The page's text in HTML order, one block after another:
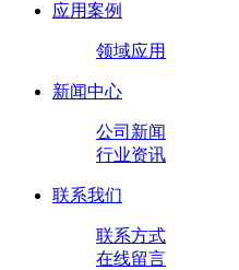
应用案例
领域应用
新闻中心
公司新闻
行业资讯
联系我们
联系方式
在线留言